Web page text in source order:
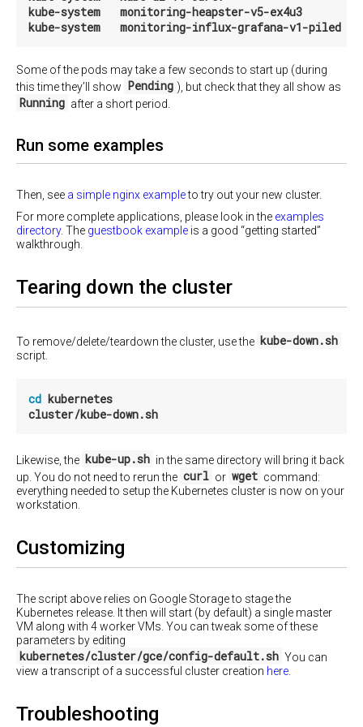
网
络
Services
使
用
DNS
定
和
置
Master
<-
的
网
络
静
配
置
垃
圾
Configuring
Resource
Handling
利
用
Salt
Kubernetes
kube-system   monitoring-heapster-v5-ex4u3
Some of the pods may take a few seconds to start up (during
this time they’ll show Pending ), but check that they all show as
Running after a short period.
Run some examples
Then, see a simple nginx exampleto try out your new cluster.
For more complete applications, please look in the examples
directory. The guestbook example is a good “getting started”
walkthrough.
Tearing down the cluster
To remove/delete/teardown the cluster, use the kube-down.sh
script.
cd kubernetes
Likewise, the kube-up.sh in the same directory will bring it back
up. You do not need to rerun the curl or wget command:
everything needed to setup the Kubernetes cluster is now on your
workstation.
Customizing
The script above relies on Google Storage to stage the
Kubernetes release. It then will start (by default) a single master
VM along with 4 worker VMs. You can tweak some of these
parameters by editing
kubernetes/cluster/gce/config-default.sh You can
view a transcript of a successful cluster creation here
Troubleshooting